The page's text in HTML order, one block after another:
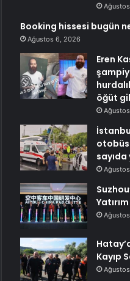
Booking hissesi bugün
Ağustos 6, 2026
Eren
öğüt
sayıda
Kayıp